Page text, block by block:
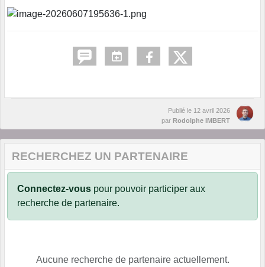
Publié le 12 avril 2026
par Rodolphe IMBERT
RECHERCHEZ UN PARTENAIRE
Connectez-vous pour pouvoir participer aux
recherche de partenaire.
Aucune recherche de partenaire actuellement.